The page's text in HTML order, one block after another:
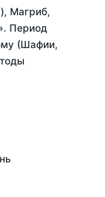
Магриб,
Период
(Шафии,